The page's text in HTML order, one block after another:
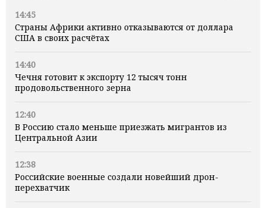
14:45
Страны Африки активно отказываются от доллара
США в своих расчётах
14:40
Чечня готовит к экспорту 12 тысяч тонн
продовольственного зерна
12:40
В Россию стало меньше приезжать мигрантов из
Центральной Азии
12:38
Российские военные создали новейший дрон-
перехватчик